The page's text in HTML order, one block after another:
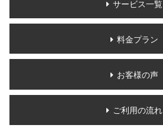
サービス一覧
料金プラン
お客様の声
ご利用の流れ